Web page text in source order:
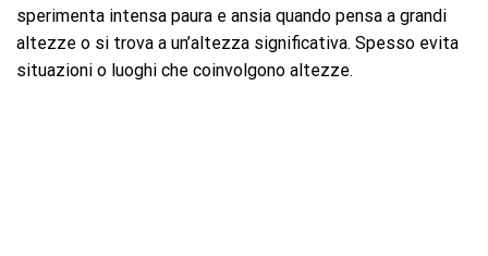
sperimenta intensa paura e ansia quando pensa a grandi
altezze o si trova a un’altezza significativa. Spesso evita
situazioni o luoghi che coinvolgono altezze.